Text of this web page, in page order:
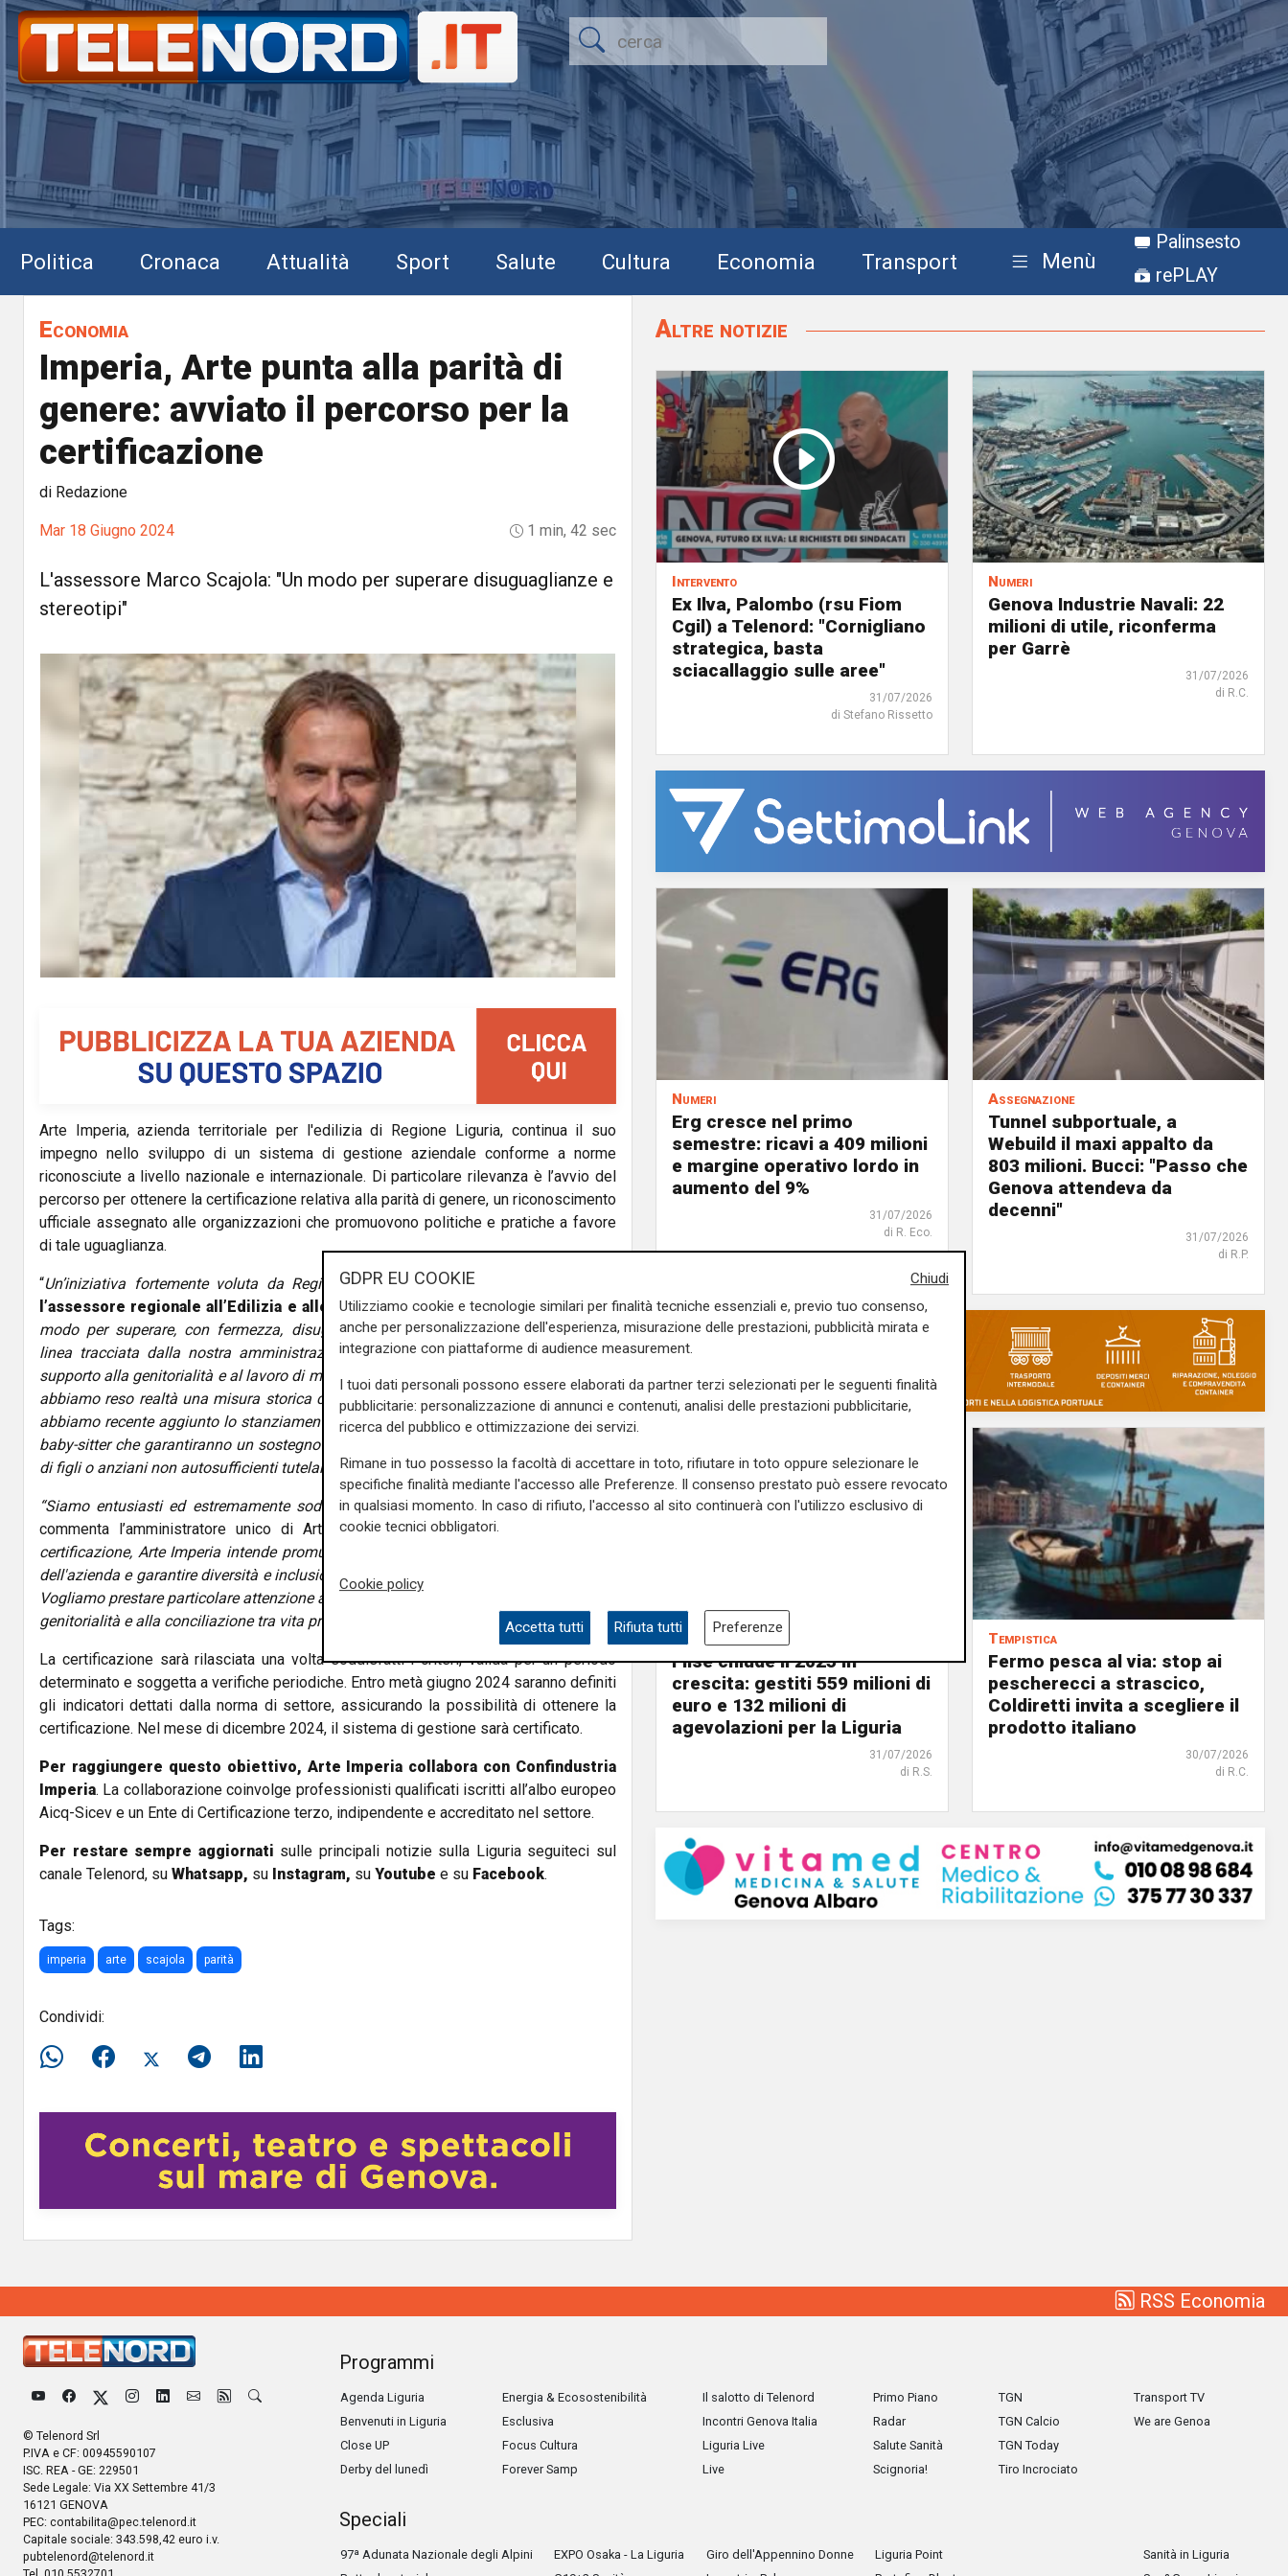
Politica Cronaca Attualità Sport Salute Cultura Economia Transport Menù
Palinsesto
rePLAY
Economia
Imperia, Arte punta alla parità di
genere: avviato il percorso per la
certificazione
di Redazione
Mar 18 Giugno 2024 1 min, 42 sec
L'assessore Marco Scajola: "Un modo per superare disuguaglianze e
stereotipi"
Arte Imperia, azienda territoriale per l'edilizia di Regione Liguria, continua il suo
impegno nello sviluppo di un sistema di gestione aziendale conforme a norme
riconosciute a livello nazionale e internazionale. Di particolare rilevanza è l’avvio del
percorso per ottenere la certificazione relativa alla parità di genere, un riconoscimento
ufficiale assegnato alle organizzazioni che promuovono politiche e pratiche a favore
di tale uguaglianza.
“Un’iniziativa fortemente voluta da Regione Liguria perArte Imperia
l’assessore regionale all’Edilizia e alle Politiche abitative Marco Scajola -Un
modo per superare, con fermezza, disuguaglianze e stereotipi proseguendo nella
linea tracciata dalla nostra amministrazione che ha messo, tra le sue priorità, il
supporto alla genitorialità e al lavoro di madri e padri. Con impegno e determinazione
abbiamo reso realtà una misura storica come quella degli asili nido gratis, a questa
abbiamo recente aggiunto lo stanziamento di 7 milioni di euro per i bonus badanti e
baby-sitter che garantiranno un sostegno concreto a moltissimi liguri per la gestione
di figli o anziani non autosufficienti tutelandone, al contempo, l’attività lavorativa”.
“Siamo entusiasti ed estremamente soddisfatti di aver iniziato questo percorso –
commenta l’amministratore unico di Arte Imperia Antonio Parolini
certificazione, Arte Imperia intende promuovere l'empowerment femminile all'interno
dell'azienda e garantire diversità e inclusione, eliminando stereotipi e disuguaglianze.
Vogliamo prestare particolare attenzione all’equità salariale di genere, alla tutela della
genitorialità e alla conciliazione tra vita privata e lavoro”.
La certificazione sarà rilasciata una volta soddisfatti i criteri, valida per un periodo
determinato e soggetta a verifiche periodiche. Entro metà giugno 2024 saranno definiti
gli indicatori dettati dalla norma di settore, assicurando la possibilità di ottenere la
certificazione. Nel mese di dicembre 2024, il sistema di gestione sarà certificato.
Per raggiungere questo obiettivo, Arte Imperia collabora con Confindustria
Imperia. La collaborazione coinvolge professionisti qualificati iscritti all’albo europeo
Aicq-Sicev e un Ente di Certificazione terzo, indipendente e accreditato nel settore.
Per restare sempre aggiornati sulle principali notizie sulla Liguria seguiteci sul
canale Telenord, su Whatsapp, su Instagram, su Youtube e su Facebook.
Tags:
imperia arte scajola parità
Condividi:
Altre notizie
Intervento
Ex Ilva, Palombo (rsu Fiom
Cgil) a Telenord: "Cornigliano
strategica, basta
sciacallaggio sulle aree"
31/07/2026
di Stefano Rissetto
Numeri
Genova Industrie Navali: 22
milioni di utile, riconferma
per Garrè
31/07/2026
di R.C.
Numeri
Erg cresce nel primo
semestre: ricavi a 409 milioni
e margine operativo lordo in
aumento del 9%
31/07/2026
di R. Eco.
Assegnazione
Tunnel subportuale, a
Webuild il maxi appalto da
803 milioni. Bucci: "Passo che
Genova attendeva da
decenni"
31/07/2026
di R.P.
Numeri
Filse chiude il 2025 in
crescita: gestiti 559 milioni di
euro e 132 milioni di
agevolazioni per la Liguria
31/07/2026
di R.S.
Tempistica
Fermo pesca al via: stop ai
pescherecci a strascico,
Coldiretti invita a scegliere il
prodotto italiano
30/07/2026
di R.C.
RSS Economia
© Telenord Srl
P.IVA e CF: 00945590107
ISC. REA - GE: 229501
Sede Legale: Via XX Settembre 41/3
16121 GENOVA
PEC: contabilita@pec.telenord.it
Capitale sociale: 343.598,42 euro i.v.
pubtelenord@telenord.it
Programmi
Agenda Liguria
Benvenuti in Liguria
Close UP
Derby del lunedì
Energia & Ecosostenibilità
Esclusiva
Focus Cultura
Forever Samp
Il salotto di Telenord
Incontri Genova Italia
Liguria Live
Live
Primo Piano
Radar
Salute Sanità
Scignoria!
TGN
TGN Calcio
TGN Today
Tiro Incrociato
Transport TV
We are Genoa
Speciali
97ª Adunata Nazionale degli Alpini
EXPO Osaka - La Liguria
Giro dell'Appennino Donne
Liguria Point
Sanità in Liguria
Chiudi
GDPR EU COOKIE
Utilizziamo cookie e tecnologie similari per finalità tecniche essenziali e, previo tuo consenso,
anche per personalizzazione dell'esperienza, misurazione delle prestazioni, pubblicità mirata e
integrazione con piattaforme di audience measurement.
I tuoi dati personali possono essere elaborati da partner terzi selezionati per le seguenti finalità
pubblicitarie: personalizzazione di annunci e contenuti, analisi delle prestazioni pubblicitarie,
ricerca del pubblico e ottimizzazione dei servizi.
Rimane in tuo possesso la facoltà di accettare in toto, rifiutare in toto oppure selezionare le
specifiche finalità mediante l'accesso alle Preferenze. Il consenso prestato può essere revocato
in qualsiasi momento. In caso di rifiuto, l'accesso al sito continuerà con l'utilizzo esclusivo di
cookie tecnici obbligatori.
Cookie policy
Accetta tutti Rifiuta tutti Preferenze